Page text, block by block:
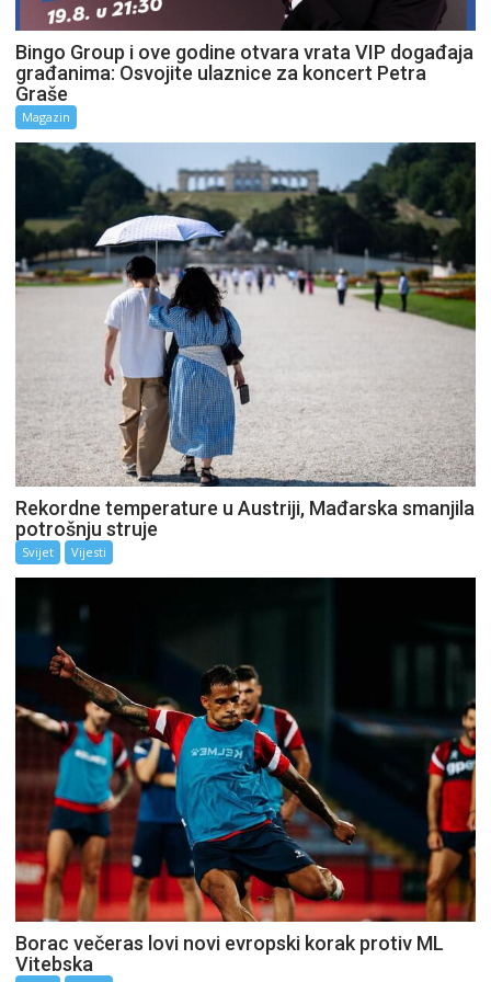
Bingo Group i ove godine otvara vrata VIP događaja
građanima: Osvojite ulaznice za koncert Petra
Graše
Magazin
Rekordne temperature u Austriji, Mađarska smanjila
potrošnju struje
Svijet Vijesti
Borac večeras lovi novi evropski korak protiv ML
Vitebska